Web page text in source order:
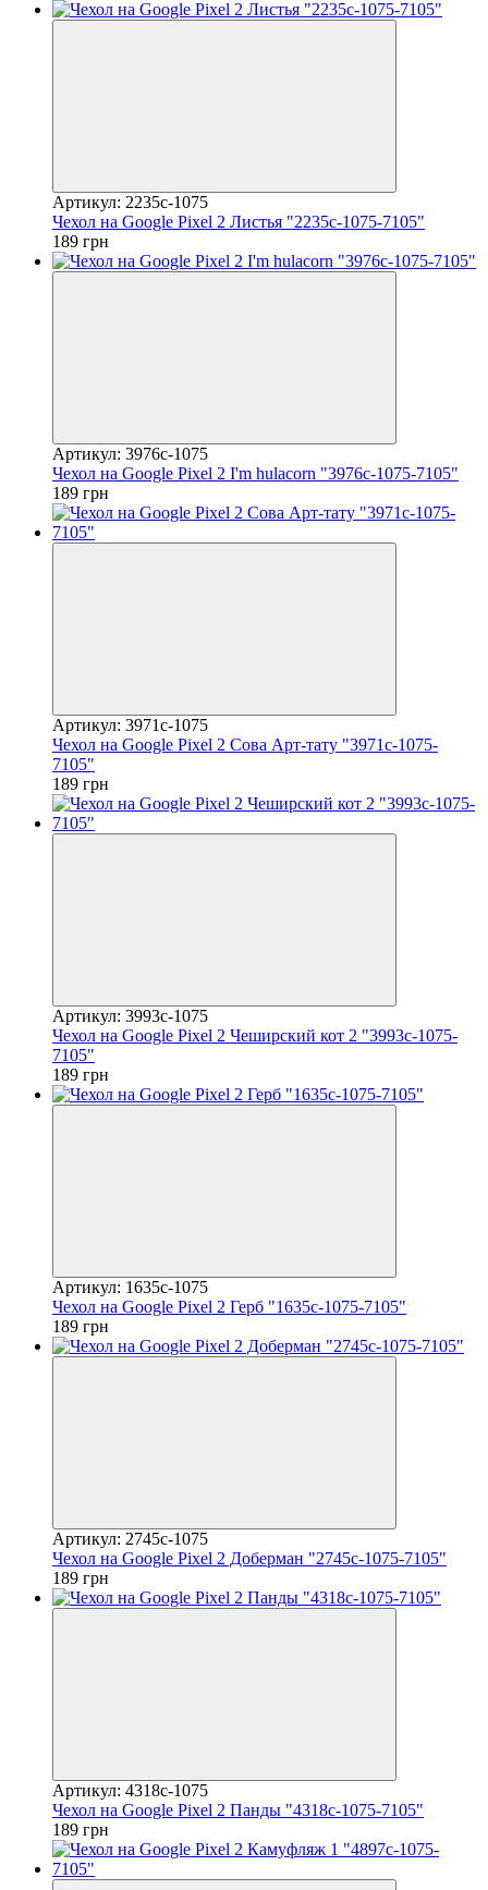
Артикул: 2235c-1075
Чехол на Google Pixel 2 Листья "2235c-1075-7105"
189 грн
Артикул: 3976c-1075
Чехол на Google Pixel 2 I'm hulacorn "3976c-1075-7105"
189 грн
Артикул: 3971c-1075
Чехол на Google Pixel 2 Сова Арт-тату "3971c-1075-
7105"
189 грн
Артикул: 3993c-1075
Чехол на Google Pixel 2 Чеширский кот 2 "3993c-1075-
7105"
189 грн
Артикул: 1635c-1075
Чехол на Google Pixel 2 Герб "1635c-1075-7105"
189 грн
Артикул: 2745c-1075
Чехол на Google Pixel 2 Доберман "2745c-1075-7105"
189 грн
Артикул: 4318c-1075
Чехол на Google Pixel 2 Панды "4318c-1075-7105"
189 грн